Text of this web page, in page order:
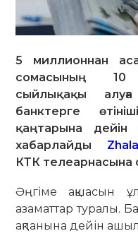
5 миллионнан
сомасының 10
сыйлықақы
банктерге
қаңтарына
хабарлайды
КТК телеарнасына
Әңгіме ақшасын
азаматтар туралы.
ақпанына дейін